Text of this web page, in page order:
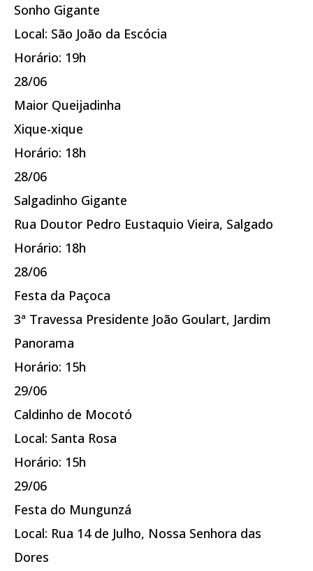
Sonho Gigante
Local: São João da Escócia
Horário: 19h
28/06
Maior Queijadinha
Xique-xique
Horário: 18h
28/06
Salgadinho Gigante
Rua Doutor Pedro Eustaquio Vieira, Salgado
Horário: 18h
28/06
Festa da Paçoca
3ª Travessa Presidente João Goulart, Jardim
Panorama
Horário: 15h
29/06
Caldinho de Mocotó
Local: Santa Rosa
Horário: 15h
29/06
Festa do Mungunzá
Local: Rua 14 de Julho, Nossa Senhora das
Dores